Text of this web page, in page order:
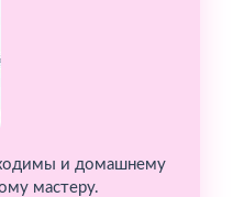
и домашнему
мастеру.